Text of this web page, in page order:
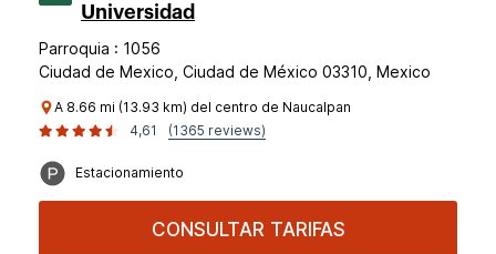
Universidad
Parroquia : 1056
Ciudad de Mexico, Ciudad de México 03310, Mexico
A 8.66 mi (13.93 km) del centro de Naucalpan
4,61
(1365 reviews)
Estacionamiento
CONSULTAR TARIFAS